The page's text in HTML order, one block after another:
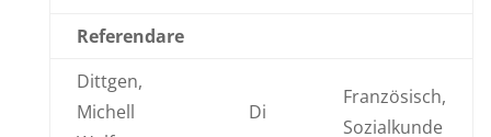
Referendare
Dittgen,
Michell
Di
Französisch,
Sozialkunde